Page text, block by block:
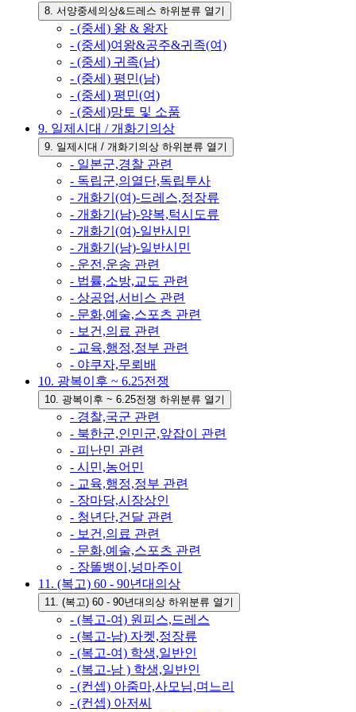
8. 서양중세의상&드레스 하위분류 열기
- (중세) 왕 & 왕자
- (중세)여왕&공주&귀족(여)
- (중세) 귀족(남)
- (중세) 평민(남)
- (중세) 평민(여)
- (중세)망토 및 소품
9. 일제시대 / 개화기의상
9. 일제시대 / 개화기의상 하위분류 열기
- 일본군,경찰 관련
- 독립군,의열단,독립투사
- 개화기(여)-드레스,정장류
- 개화기(남)-양복,턱시도류
- 개화기(여)-일반시민
- 개화기(남)-일반시민
- 운전,운송 관련
- 법률,소방,교도 관련
- 상공업,서비스 관련
- 문화,예술,스포츠 관련
- 보건,의료 관련
- 교육,행정,정부 관련
- 야쿠자,무뢰배
10. 광복이후 ~ 6.25전쟁
10. 광복이후 ~ 6.25전쟁 하위분류 열기
- 경찰,국군 관련
- 북한군,인민군,앞잡이 관련
- 피난민 관련
- 시민,농어민
- 교육,행정,정부 관련
- 장마당,시장상인
- 청년단,건달 관련
- 보건,의료 관련
- 문화,예술,스포츠 관련
- 장똘뱅이,넝마주이
11. (복고) 60 - 90년대의상
11. (복고) 60 - 90년대의상 하위분류 열기
- (복고-여) 원피스,드레스
- (복고-남) 자켓,정장류
- (복고-여) 학생,일반인
- (복고-남 ) 학생,일반인
- (컨셉) 아줌마,사모님,며느리
- (컨셉) 아저씨